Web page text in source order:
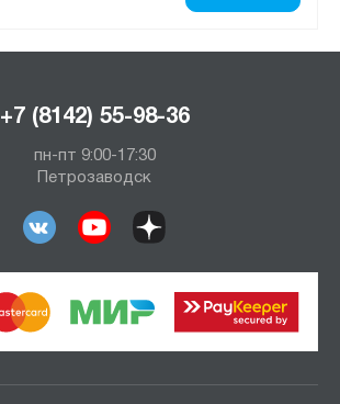
+7 (8142) 55-98-36
пн-пт 9:00-17:30
Петрозаводск